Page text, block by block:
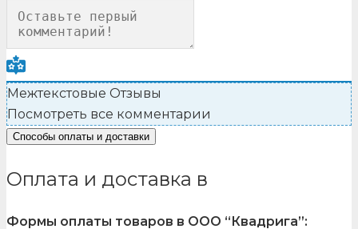
Межтекстовые Отзывы
Посмотреть все комментарии
Способы оплаты и доставки
Оплата и доставка в
Формы оплаты товаров в ООО “Квадрига”: